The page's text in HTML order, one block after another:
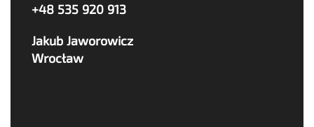
+48 535 920 913
Jakub Jaworowicz
Wrocław